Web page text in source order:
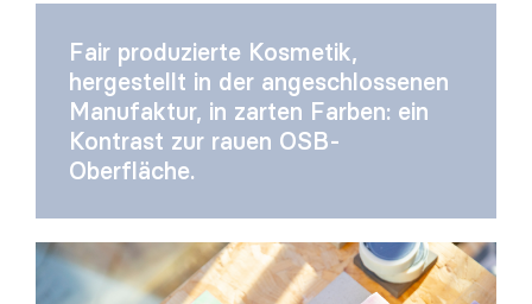
Fair produzierte Kosmetik,
hergestellt in der angeschlossenen
Manufaktur, in zarten Farben: ein
Kontrast zur rauen OSB-
Oberfläche.